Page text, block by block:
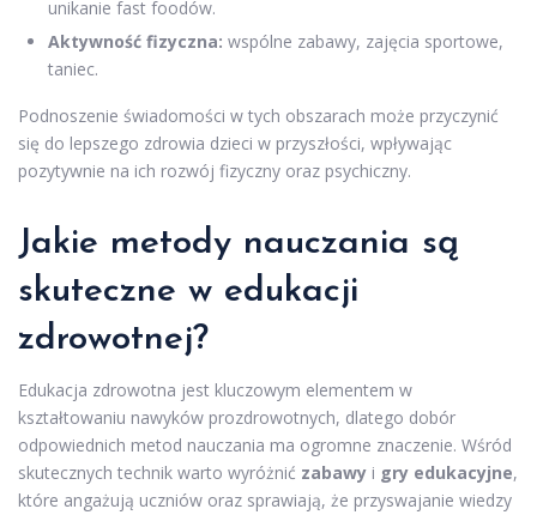
unikanie fast foodów.
Aktywność fizyczna: wspólne zabawy, zajęcia sportowe,
taniec.
Podnoszenie świadomości w tych obszarach może przyczynić
się do lepszego zdrowia dzieci w przyszłości, wpływając
pozytywnie na ich rozwój fizyczny oraz psychiczny.
Jakie metody nauczania są
skuteczne w edukacji
zdrowotnej?
Edukacja zdrowotna jest kluczowym elementem w
kształtowaniu nawyków prozdrowotnych, dlatego dobór
odpowiednich metod nauczania ma ogromne znaczenie. Wśród
skutecznych technik warto wyróżnić zabawy i gry edukacyjne,
które angażują uczniów oraz sprawiają, że przyswajanie wiedzy